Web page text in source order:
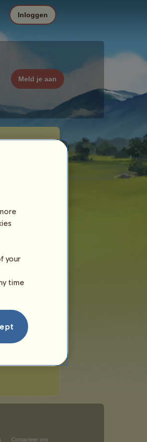
Meld je aan
Inloggen
Contacteer ons
your
time